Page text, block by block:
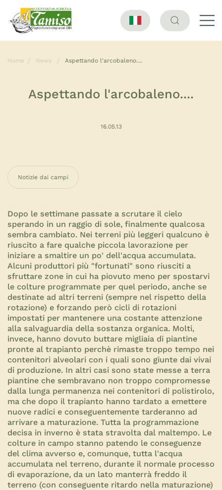
Home News Aspettando l'arcobaleno....
Aspettando l'arcobaleno....
16.05.13
Notizie dai campi
Dopo le settimane passate a scrutare il cielo
sperando in un raggio di sole, finalmente qualcosa
sembra cambiato. Nei terreni più leggeri qualcuno è
riuscito a fare qualche piccola lavorazione per
iniziare a smaltire un po' dell'acqua accumulata.
Alcuni produttori più "fortunati" sono riusciti a
sfruttare zone in cui ha piovuto meno per spostarvi
le colture programmate per quel periodo, anche se
destinate ad altri terreni (sempre nel rispetto della
rotazione) e forzando però cicli di rotazioni
impostati per mantenere una costante attenzione
alla salvaguardia della sostanza organica. Molti,
invece, hanno dovuto buttare migliaia di piantine
pronte al trapianto perchè rimaste troppo tempo nei
contenitori alveolari con i quali sono giunte dai vivai
di produzione. In altri casi sono state messe a terra
piantine che sembravano non troppo compromesse
dalla lunga permanenza nei contenitori di polistirolo,
ma che dopo il trapianto hanno tardato a emettere
nuove radici e conseguentemente tarderanno ad
arrivare a maturazione. Tutta la programmazione
decisa in inverno è stata stravolta dal maltempo. Le
colture in campo stanno patendo le conseguenze
del clima avverso e, comunque, tutta l'acqua
accumulata nel terreno, durante il normale processo
di evaporazione, da un lato manterrà freddo il
terreno (con conseguente ritardo nella maturazione)